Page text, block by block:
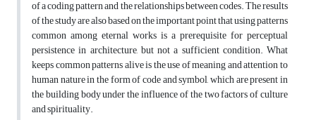
of a coding pattern and the relationships between codes. The results
of the study are also based on the important point that using patterns
common among eternal works is a prerequisite for perceptual
persistence in architecture, but not a sufficient condition. What
keeps common patterns alive is the use of meaning and attention to
human nature in the form of code and symbol, which are present in
the building body under the influence of the two factors of culture
and spirituality.